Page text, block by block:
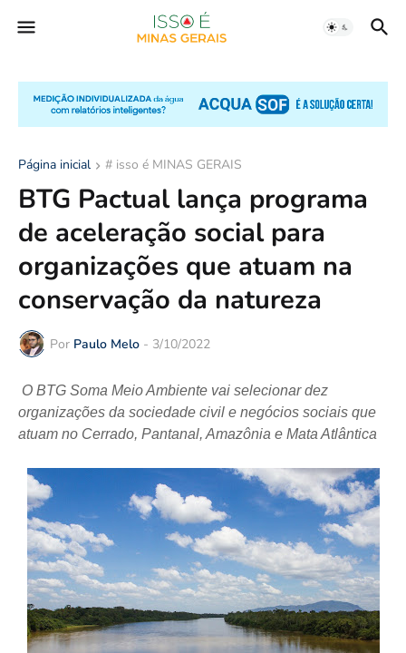
Página inicial # isso é MINAS GERAIS
BTG Pactual lança programa
de aceleração social para
organizações que atuam na
conservação da natureza
Por Paulo Melo - 3/10/2022
O BTG Soma Meio Ambiente vai selecionar dez
organizações da sociedade civil e negócios sociais que
atuam no Cerrado, Pantanal, Amazônia e Mata Atlântica